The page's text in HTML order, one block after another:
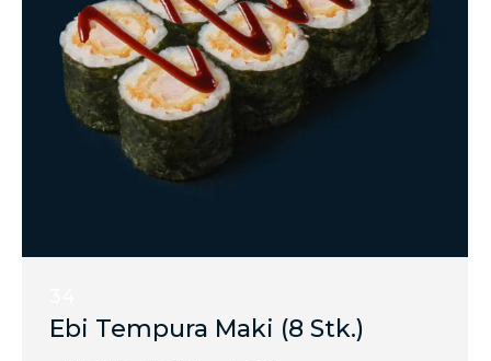
Ebi Tempura Maki (8 Stk.)